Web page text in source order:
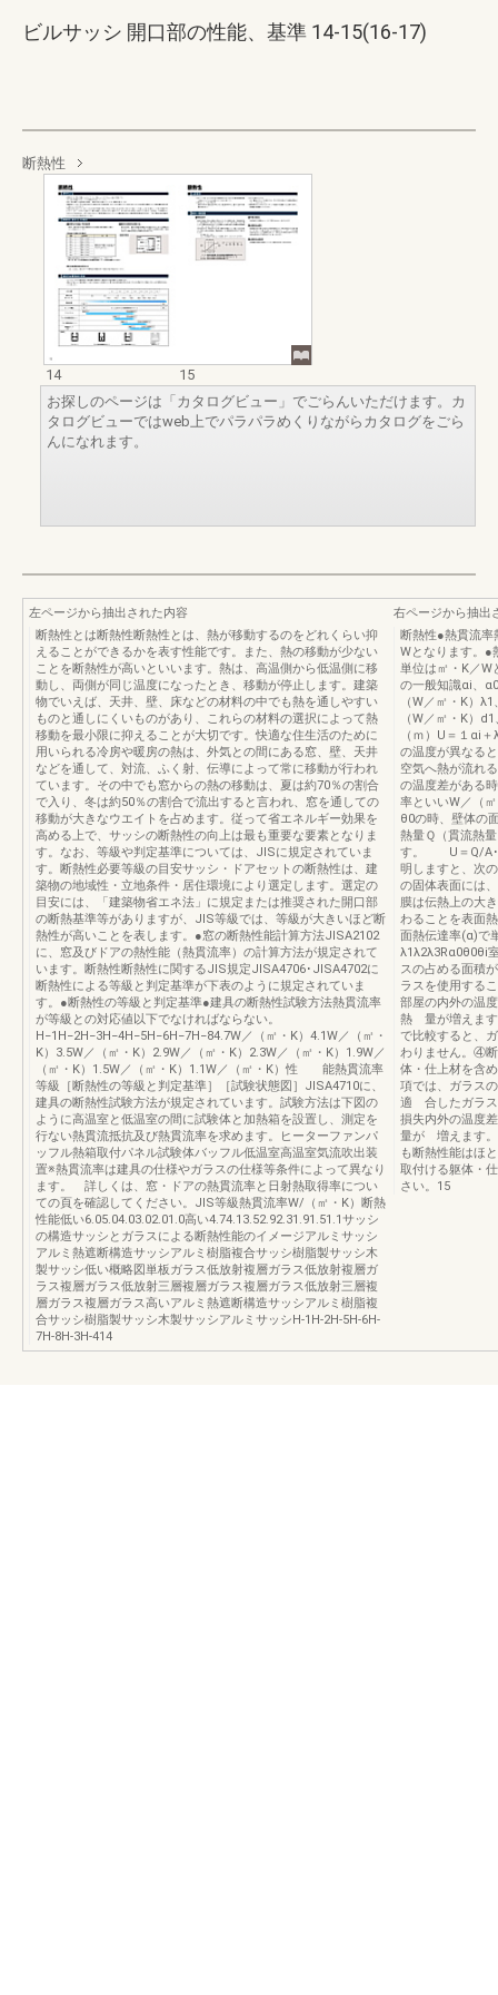
ビルサッシ 開口部の性能、基準 14-15(16-17)
断熱性
14
15
お探しのページは「カタログビュー」でごらんいただけます。カ
タログビューではweb上でパラパラめくりながらカタログをごら
んになれます。
左ページから抽出された内容
断熱性とは断熱性断熱性とは、熱が移動するのをどれくらい抑
えることができるかを表す性能です。また、熱の移動が少ない
ことを断熱性が高いといいます。熱は、高温側から低温側に移
動し、両側が同じ温度になったとき、移動が停止します。建築
物でいえば、天井、壁、床などの材料の中でも熱を通しやすい
ものと通しにくいものがあり、これらの材料の選択によって熱
移動を最小限に抑えることが大切です。快適な住生活のために
用いられる冷房や暖房の熱は、外気との間にある窓、壁、天井
などを通して、対流、ふく射、伝導によって常に移動が行われ
ています。その中でも窓からの熱の移動は、夏は約70％の割合
で入り、冬は約50％の割合で流出すると言われ、窓を通しての
移動が大きなウエイトを占めます。従って省エネルギー効果を
高める上で、サッシの断熱性の向上は最も重要な要素となりま
す。なお、等級や判定基準については、JISに規定されていま
す。断熱性必要等級の目安サッシ・ドアセットの断熱性は、建
築物の地域性・立地条件・居住環境により選定します。選定の
目安には、「建築物省エネ法」に規定または推奨された開口部
の断熱基準等がありますが、JIS等級では、等級が大きいほど断
熱性が高いことを表します。●窓の断熱性能計算方法JISA2102
に、窓及びドアの熱性能（熱貫流率）の計算方法が規定されて
います。断熱性断熱性に関するJIS規定JISA4706･JISA4702に
断熱性による等級と判定基準が下表のように規定されていま
す。●断熱性の等級と判定基準●建具の断熱性試験方法熱貫流率
が等級との対応値以下でなければならない。
H−1H−2H−3H−4H−5H−6H−7H−84.7W／（㎡・K）4.1W／（㎡・
K）3.5W／（㎡・K）2.9W／（㎡・K）2.3W／（㎡・K）1.9W／
（㎡・K）1.5W／（㎡・K）1.1W／（㎡・K）性 能熱貫流率
等級［断熱性の等級と判定基準］［試験状態図］JISA4710に、
建具の断熱性試験方法が規定されています。試験方法は下図の
ように高温室と低温室の間に試験体と加熱箱を設置し、測定を
行ない熱貫流抵抗及び熱貫流率を求めます。ヒーターファンパ
ッフル熱箱取付パネル試験体バッフル低温室高温室気流吹出装
置※熱貫流率は建具の仕様やガラスの仕様等条件によって異なり
ます。 詳しくは、窓・ドアの熱貫流率と日射熱取得率につい
ての頁を確認してください。JIS等級熱貫流率W/（㎡・K）断熱
性能低い6.05.04.03.02.01.0高い4.74.13.52.92.31.91.51.1サッシ
の構造サッシとガラスによる断熱性能のイメージアルミサッシ
アルミ熱遮断構造サッシアルミ樹脂複合サッシ樹脂製サッシ木
製サッシ低い概略図単板ガラス低放射複層ガラス低放射複層ガ
ラス複層ガラス低放射三層複層ガラス複層ガラス低放射三層複
層ガラス複層ガラス高いアルミ熱遮断構造サッシアルミ樹脂複
合サッシ樹脂製サッシ木製サッシアルミサッシH-1H-2H-5H-6H-
7H-8H-3H-414
右ページから抽出
断熱性●熱貫流率
Wとなります。●
単位は㎡・K／W
の一般知識αi、
（W／㎡・K）
（W／㎡・K）
（ｍ）U＝１αi
の温度が異なる
空気へ熱が流れ
の温度差がある
率といいW／（
θ0の時、壁体の
熱量Ｑ（貫流熱
す。 U＝Q/A･
明しますと、次
の固体表面には
膜は伝熱上の大
わることを表面
面熱伝達率(α)で
λ1λ2λ3Rα0θ0θi
スの占める面積
ラスを使用する
部屋の内外の温
熱 量が増えま
で比較すると、
わりません。④
体・仕上材を含
項では、ガラス
適 合したガラス
損失内外の温度
量が 増えます。
も断熱性能はほ
取付ける躯体・
さい。15